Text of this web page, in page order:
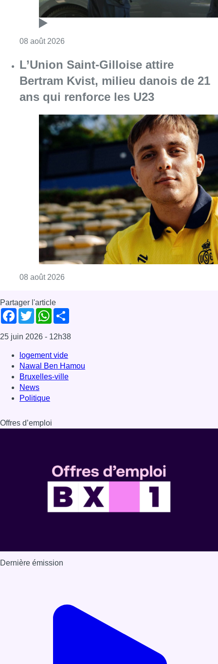
08 août 2026
L’Union Saint-Gilloise attire
Bertram Kvist, milieu danois de 21
ans qui renforce les U23
08 août 2026
Partager l'article
Facebook
TwitterWhatsApp
25 juin 2026 - 12h38
logement vide
Nawal Ben Hamou
Bruxelles-ville
News
Politique
Offres d’emploi
Dernière émission